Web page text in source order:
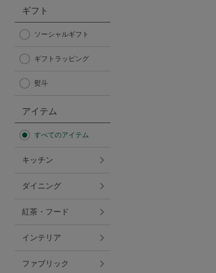
日傘
保冷バッグ
無重力シリーズ
トラベルグッズ
ランチ
バッグ
ギフト
ソーシャルギフト
ギフトラッピング
熨斗
アイテム
すべてのアイテム
キッチン
ダイニング
紅茶・フード
インテリア
ファブリック